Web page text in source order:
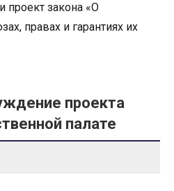
проект закона «О
правах и гарантиях их
проекта
палате